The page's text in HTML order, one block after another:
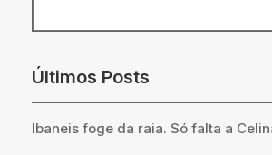
Últimos Posts
Ibaneis foge da raia. Só falta a